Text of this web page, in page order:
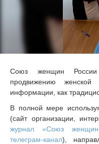
Союз женщин
продвижению женской
информации, как
В полной мере
(сайт организации,
журнал «Союз
телеграм-канал),